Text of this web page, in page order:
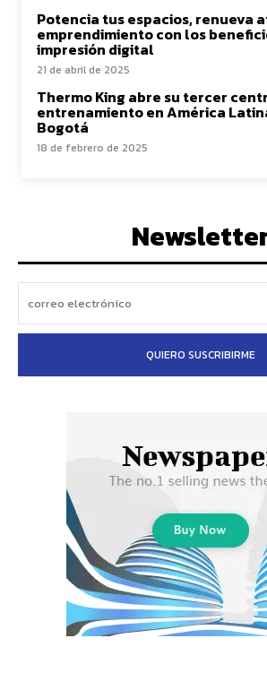
Potencia tus espacios, renueva
emprendimiento con los
impresión digital
21 de abril de 2025
Thermo King abre su tercer
entrenamiento en América
Bogotá
18 de febrero de 2025
QUIERO SUSCRIBIRME